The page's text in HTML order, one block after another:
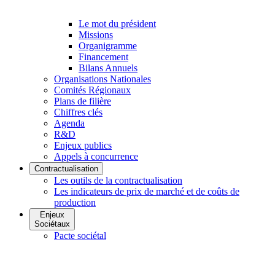
Le mot du président
Missions
Organigramme
Financement
Bilans Annuels
Organisations Nationales
Comités Régionaux
Plans de filière
Chiffres clés
Agenda
R&D
Enjeux publics
Appels à concurrence
Contractualisation
Les outils de la contractualisation
Les indicateurs de prix de marché et de coûts de
production
Enjeux
Sociétaux
Pacte sociétal